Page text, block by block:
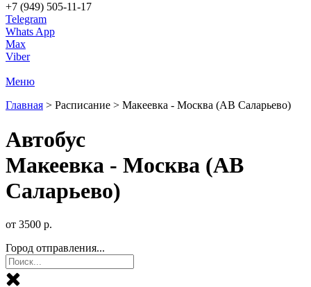
+7 (949) 505-11-17
Telegram
Whats App
Max
Viber
Меню
Главная > Расписание > Макеевка - Москва (АВ Саларьево)
Автобус
Макеевка - Москва (АВ
Саларьево)
от 3500 р.
Город отправления...